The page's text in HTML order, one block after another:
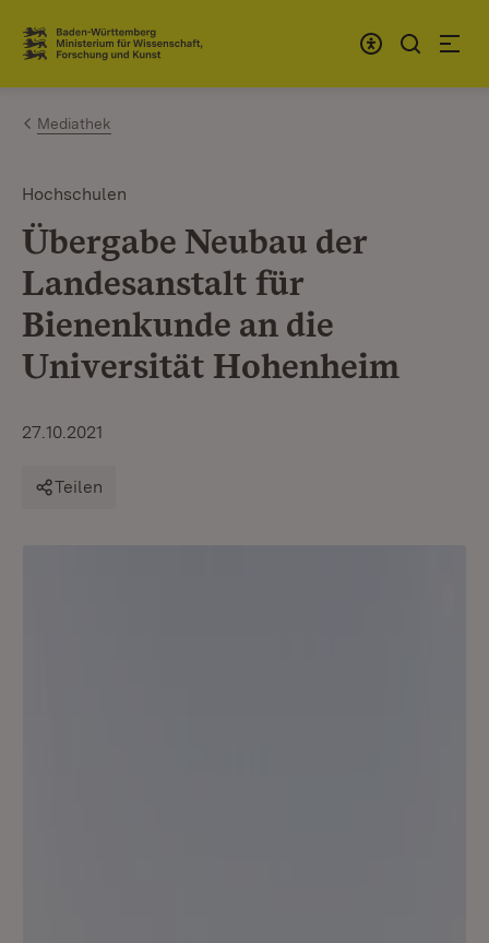
Zum Inhalt springen
Link zur Startseite
Mediathek
Hochschulen
Übergabe Neubau der
Landesanstalt für
Bienenkunde an die
Universität Hohenheim
27.10.2021
Teilen